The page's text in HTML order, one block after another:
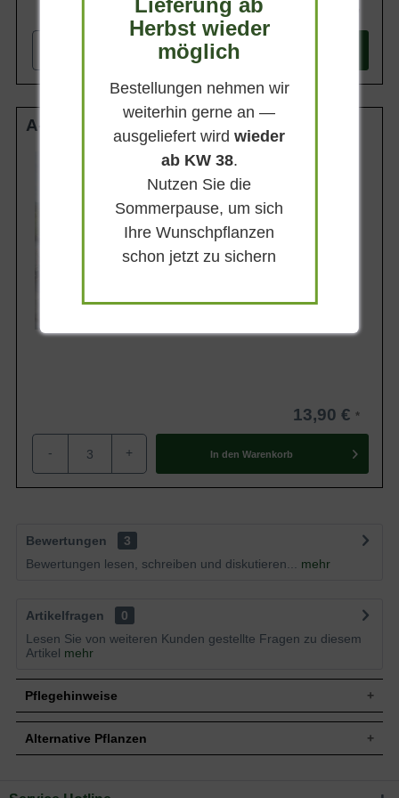
In den
A-Qualität wurzelnackt
Wuchsendhöhe
Sommergrün
Blüte
Weißrosa
13,90 €
- + In den Warenkorb
Bewertungen
3
Bewertungen lesen, schreiben und diskutieren...
mehr
Artikelfragen
0
Lesen Sie von weiteren Kunden gestellte Fragen zu diesem
Artikel mehr
Pflegehinweise
Pflanz- und Pflegetipps Rosa 'A Whiter Shade of
Alternative Pflanzen
Lieferung ab
Herbst wieder
möglich
Bestellungen nehmen wir
weiterhin gerne an —
ausgeliefert wirdwieder
ab KW 38.
Nutzen Sie die
Sommerpause, um sich
Ihre Wunschpflanzen
schon jetzt zu sichern